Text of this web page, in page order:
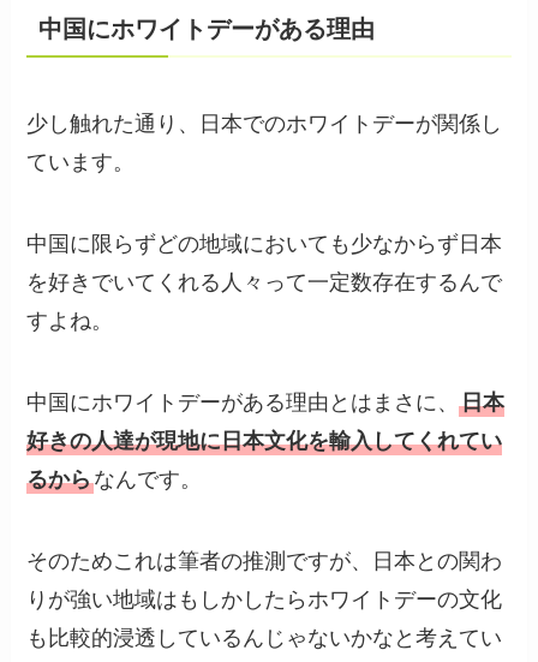
中国にホワイトデーがある理由
少し触れた通り、日本でのホワイトデーが関係し
ています。
中国に限らずどの地域においても少なからず日本
を好きでいてくれる人々って一定数存在するんで
すよね。
中国にホワイトデーがある理由とはまさに、日本
好きの人達が現地に日本文化を輸入してくれてい
るからなんです。
そのためこれは筆者の推測ですが、日本との関わ
りが強い地域はもしかしたらホワイトデーの文化
も比較的浸透しているんじゃないかなと考えてい